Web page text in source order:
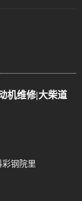
机维修|大柴道
彩钢院里